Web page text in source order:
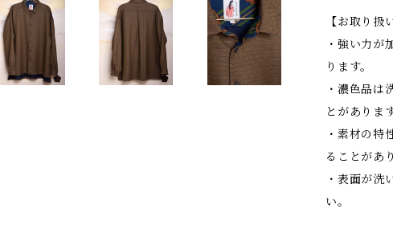
【お取り扱
・強い力が
ります。
・濃色品は
とがありま
・素材の特
ることがあ
・表面が洗
い。